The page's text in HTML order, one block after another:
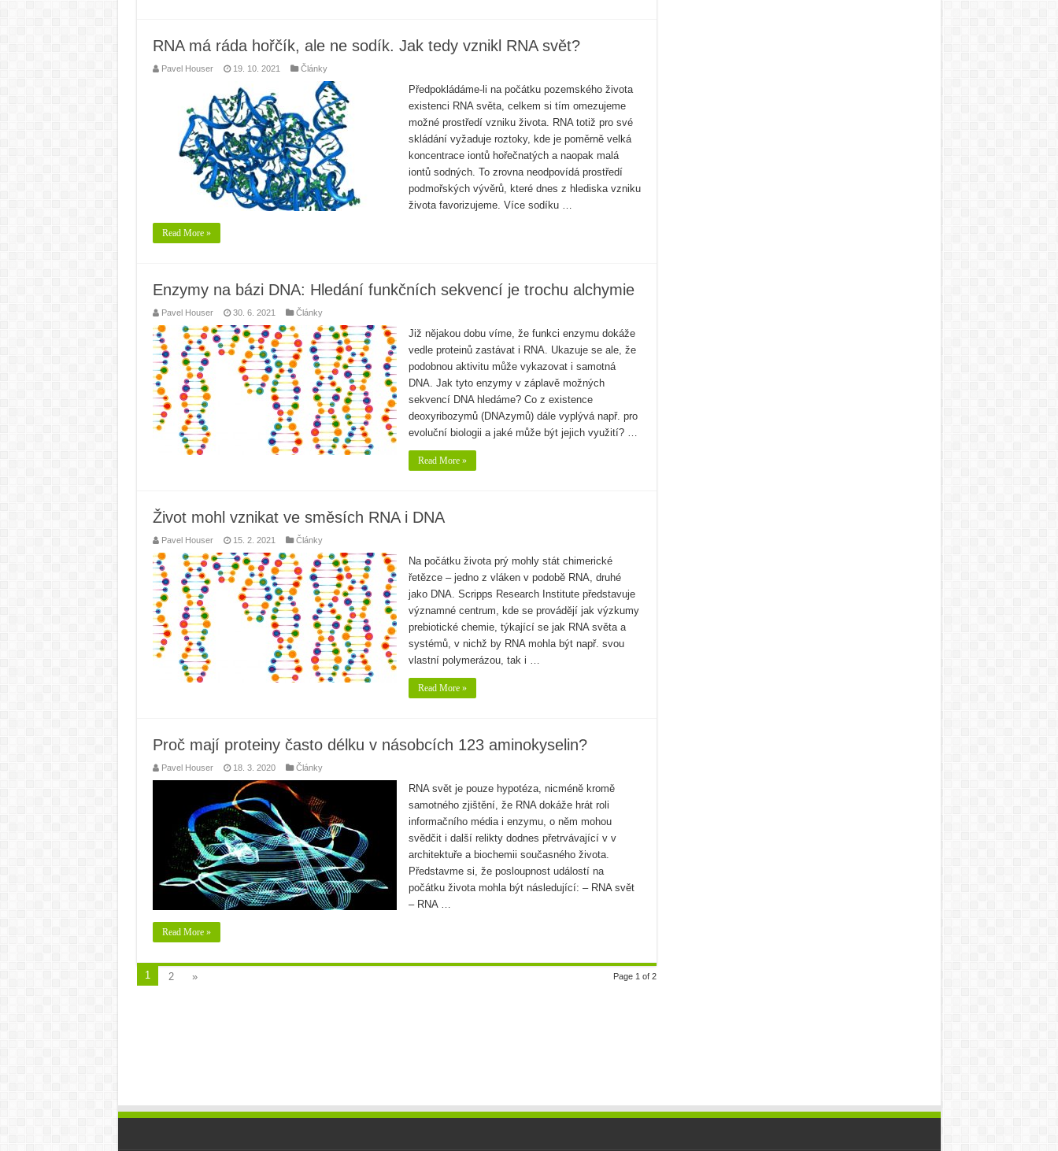
RNA má ráda hořčík, ale ne sodík. Jak tedy vznikl RNA svět?
Pavel Houser 19. 10. 2021 Články
Předpokládáme-li na počátku pozemského života
existenci RNA světa, celkem si tím omezujeme
možné prostředí vzniku života. RNA totiž pro své
skládání vyžaduje roztoky, kde je poměrně velká
koncentrace iontů hořečnatých a naopak malá
iontů sodných. To zrovna neodpovídá prostředí
podmořských vývěrů, které dnes z hlediska vzniku
života favorizujeme. Více sodíku …
Read More »
Enzymy na bázi DNA: Hledání funkčních sekvencí je trochu alchymie
Pavel Houser 30. 6. 2021 Články
Již nějakou dobu víme, že funkci enzymu dokáže
vedle proteinů zastávat i RNA. Ukazuje se ale, že
podobnou aktivitu může vykazovat i samotná
DNA. Jak tyto enzymy v záplavě možných
sekvencí DNA hledáme? Co z existence
deoxyribozymů (DNAzymů) dále vyplývá např. pro
evoluční biologii a jaké může být jejich využití? …
Read More »
Život mohl vznikat ve směsích RNA i DNA
Pavel Houser 15. 2. 2021 Články
Na počátku života prý mohly stát chimerické
řetězce – jedno z vláken v podobě RNA, druhé
jako DNA. Scripps Research Institute představuje
významné centrum, kde se provádějí jak výzkumy
prebiotické chemie, týkající se jak RNA světa a
systémů, v nichž by RNA mohla být např. svou
vlastní polymerázou, tak i …
Read More »
Proč mají proteiny často délku v násobcích 123 aminokyselin?
Pavel Houser 18. 3. 2020 Články
RNA svět je pouze hypotéza, nicméně kromě
samotného zjištění, že RNA dokáže hrát roli
informačního média i enzymu, o něm mohou
svědčit i další relikty dodnes přetrvávající v v
architektuře a biochemii současného života.
Představme si, že posloupnost událostí na
počátku života mohla být následující: – RNA svět
– RNA …
Read More »
Page 1 of 2
1 2 »